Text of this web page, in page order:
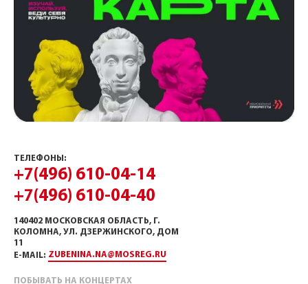
ТЕЛЕФОНЫ:
+7(496) 610-04-14
+7(496) 610-04-40
140402 МОСКОВСКАЯ ОБЛАСТЬ, Г.
КОЛОМНА, УЛ. ДЗЕРЖИНСКОГО, ДОМ
11
E-MAIL: ZUBENINA.NA@MOSREG.RU
ПОБЫВАТЬ НА КОНЦЕРТАХ